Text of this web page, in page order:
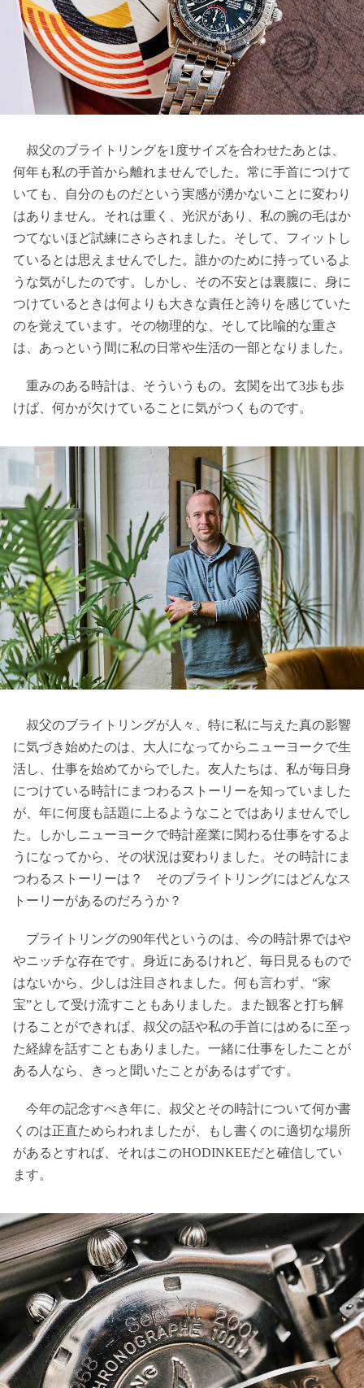
叔父のブライトリングを1度サイズを合わせたあとは、
何年も私の手首から離れませんでした。常に手首につけて
いても、自分のものだという実感が湧かないことに変わり
はありません。それは重く、光沢があり、私の腕の毛はか
つてないほど試練にさらされました。そして、フィットし
ているとは思えませんでした。誰かのために持っているよ
うな気がしたのです。しかし、その不安とは裏腹に、身に
つけているときは何よりも大きな責任と誇りを感じていた
のを覚えています。その物理的な、そして比喩的な重さ
は、あっという間に私の日常や生活の一部となりました。
重みのある時計は、そういうもの。玄関を出て3歩も歩
けば、何かが欠けていることに気がつくものです。
叔父のブライトリングが人々、特に私に与えた真の影響
に気づき始めたのは、大人になってからニューヨークで生
活し、仕事を始めてからでした。友人たちは、私が毎日身
につけている時計にまつわるストーリーを知っていました
が、年に何度も話題に上るようなことではありませんでし
た。しかしニューヨークで時計産業に関わる仕事をするよ
うになってから、その状況は変わりました。その時計にま
つわるストーリーは？ そのブライトリングにはどんなス
トーリーがあるのだろうか？
ブライトリングの90年代というのは、今の時計界ではや
やニッチな存在です。身近にあるけれど、毎日見るもので
はないから、少しは注目されました。何も言わず、“家
宝”として受け流すこともありました。また観客と打ち解
けることができれば、叔父の話や私の手首にはめるに至っ
た経緯を話すこともありました。一緒に仕事をしたことが
ある人なら、きっと聞いたことがあるはずです。
今年の記念すべき年に、叔父とその時計について何か書
くのは正直ためらわれましたが、もし書くのに適切な場所
があるとすれば、それはこのHODINKEEだと確信してい
ます。